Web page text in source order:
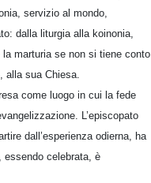
servizio al mondo,
dalla liturgia alla koinonia,
marturia se non si tiene conto
alla sua Chiesa.
come luogo in cui la fede
L’episcopato
dall’esperienza odierna, ha
essendo celebrata, è